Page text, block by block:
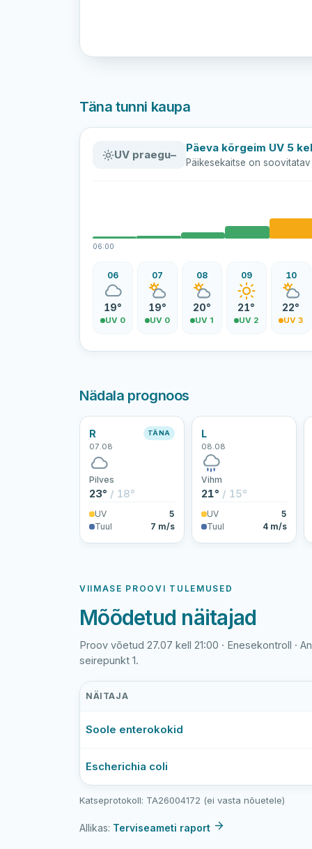
Täna tunni kaupa
UV praegu–
Päeva kõrgeim UV 5
Päikesekaitse on soovitatav
06:00
06
19°
UV 0
07
19°
UV 0
08
20°
UV 1
09
21°
UV 2
10
22°
UV 3
Nädala prognoos
R
07.08
TÄNA
Pilves
23° / 18°
UV
5
Tuul
7 m/s
L
08.08
Vihm
21° / 15°
UV
5
Tuul
4 m/s
VIIMASE PROOVI TULEMUSED
Mõõdetud näitajad
Proov võetud 27.07 kell 21:00 · Enesekontroll ·
seirepunkt 1.
kanali
veeproovi
mõõtmistulemused
NÄITAJA
Soole enterokokid
Escherichia coli
Katseprotokoll: TA26004172 (ei vasta nõuetele)
Allikas: Terviseameti raport